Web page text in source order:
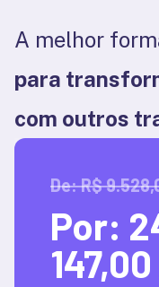
A melhor
para
com outros
De: R$
Por:
147,00